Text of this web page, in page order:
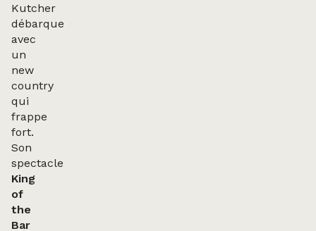
Kutcher
débarque
avec
un
new
country
qui
frappe
fort.
Son
spectacle
King
of
the
Bar